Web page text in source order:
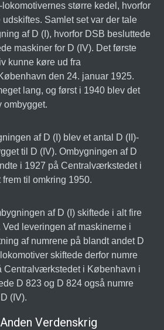
større kedel, hvorfor
Samlet set var der tale
af D (I), hvorfor DSB besluttede
maskiner for D (IV). Det første
kunne køre ud fra
den 24. januar 1925.
lang, og først i 1940 blev det
ombygget.
af D (I) blev et antal D (II)-
til D (IV). Ombygningen af D
i 1927 på Centralværkstedet i
til omkring 1950.
af D (I) skiftede i alt fire
Ved leveringen af maskinerne i
af numrene på blandt andet D
skiftede derfor numre
Centralværkstedet i København i
D 823 og D 824 også numre
(IV).
Verdenskrig